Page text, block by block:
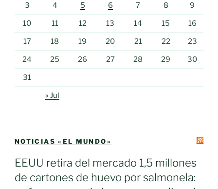
3 4 5 6 7 8 9
10 11 12 13 14 15 16
17 18 19 20 21 22 23
24 25 26 27 28 29 30
31
« Jul
NOTICIAS «EL MUNDO»
EEUU retira del mercado 1,5 millones
de cartones de huevo por salmonela: